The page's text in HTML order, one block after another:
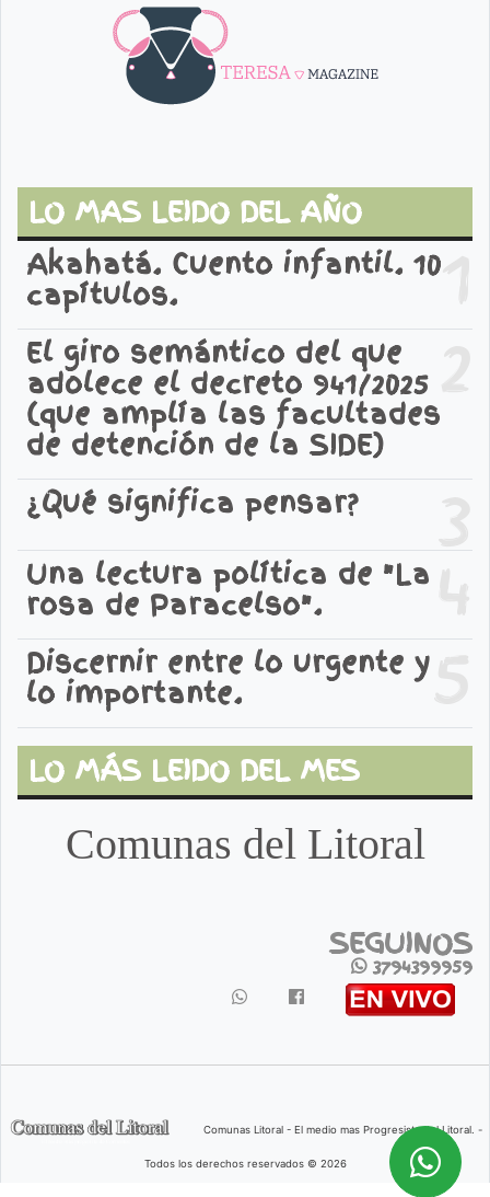
LO MAS LEIDO DEL AÑO
1
Akahatá. Cuento infantil. 10
capítulos.
2
El giro semántico del que
adolece el decreto 941/2025
(que amplía las facultades
de detención de la SIDE)
3
¿Qué significa pensar?
4
Una lectura política de "La
rosa de Paracelso".
5
Discernir entre lo urgente y
lo importante.
LO MÁS LEIDO DEL MES
Comunas del Litoral
SEGUINOS
3794399959
Comunas Litoral - El medio mas Progresista del Litoral. -
Todos los derechos reservados © 2026